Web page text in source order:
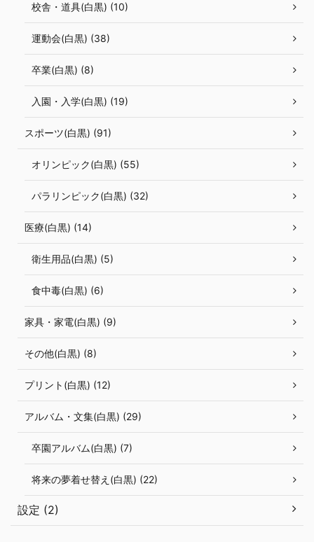
校舎・道具(白黒) (10)
運動会(白黒) (38)
卒業(白黒) (8)
入園・入学(白黒) (19)
スポーツ(白黒) (91)
オリンピック(白黒) (55)
パラリンピック(白黒) (32)
医療(白黒) (14)
衛生用品(白黒) (5)
食中毒(白黒) (6)
家具・家電(白黒) (9)
その他(白黒) (8)
プリント(白黒) (12)
アルバム・文集(白黒) (29)
卒園アルバム(白黒) (7)
将来の夢着せ替え(白黒) (22)
設定 (2)